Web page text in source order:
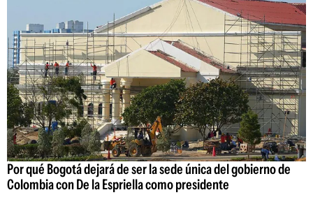
Por qué Bogotá dejará de ser la sede única del gobierno de
Colombia con De la Espriella como presidente